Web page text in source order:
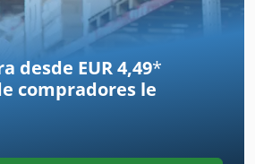
desde EUR 4,49*
compradores le